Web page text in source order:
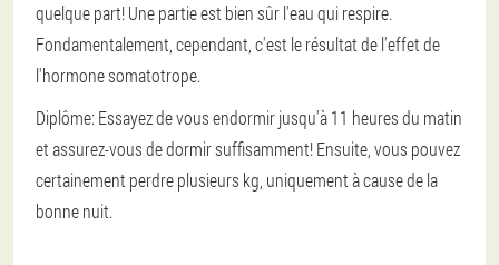
quelque part! Une partie est bien sûr l'eau qui respire.
Fondamentalement, cependant, c'est le résultat de l'effet de
l'hormone somatotrope.
Diplôme: Essayez de vous endormir jusqu'à 11 heures du matin
et assurez-vous de dormir suffisamment! Ensuite, vous pouvez
certainement perdre plusieurs kg, uniquement à cause de la
bonne nuit.